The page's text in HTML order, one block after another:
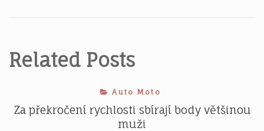
Related Posts
Auto Moto
Za překročení rychlosti sbírají body většinou
muži